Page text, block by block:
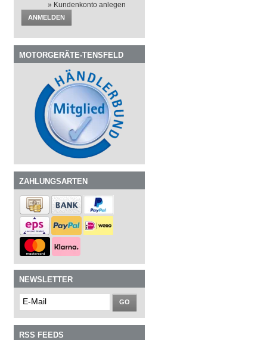
» Kundenkonto anlegen
ANMELDEN
MOTORGERÄTE-TENSFELD
ZAHLUNGSARTEN
NEWSLETTER
GO
RSS FEEDS